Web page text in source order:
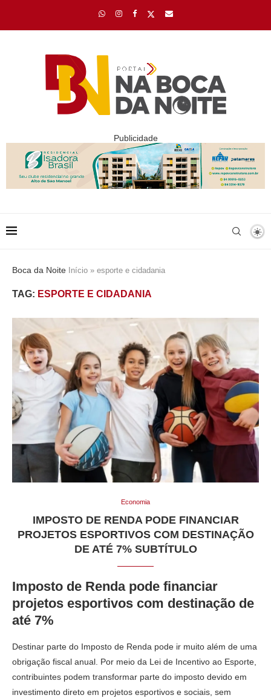
Publicidade
Boca da Noite Início » esporte e cidadania
TAG: ESPORTE E CIDADANIA
Economia
IMPOSTO DE RENDA PODE FINANCIAR
PROJETOS ESPORTIVOS COM DESTINAÇÃO
DE ATÉ 7% SUBTÍTULO
Imposto de Renda pode financiar
projetos esportivos com destinação de
até 7%
Destinar parte do Imposto de Renda pode ir muito além de uma
obrigação fiscal anual. Por meio da Lei de Incentivo ao Esporte,
contribuintes podem transformar parte do imposto devido em
investimento direto em projetos esportivos e sociais, sem